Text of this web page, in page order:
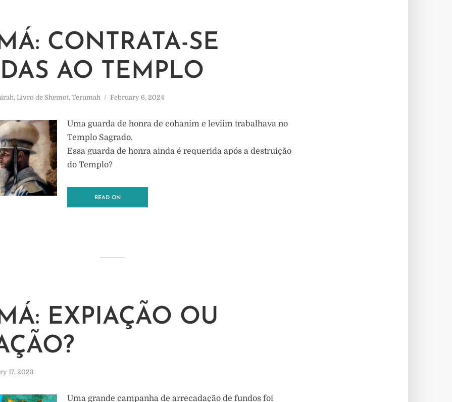
CONTRATA-SE
AO TEMPLO
, Livro de Shemot, Terumah February 6, 2024
Uma guarda de honra de cohanim e leviim trabalhava no
Templo Sagrado.
Essa guarda de honra ainda é requerida após a destruição
do Templo?
READ ON
EXPIAÇÃO OU
17, 2023
Uma grande campanha de arrecadação de fundos foi